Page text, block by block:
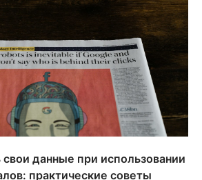
свои данные при использовании
практические советы